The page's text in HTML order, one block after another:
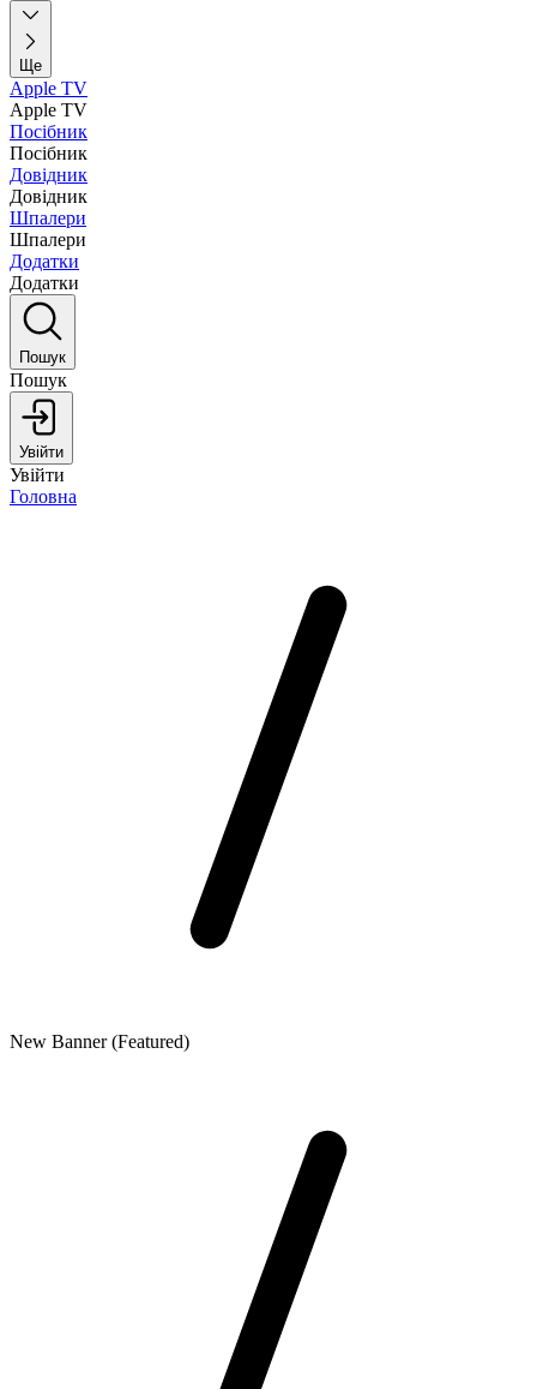
Ще
Apple TV
Apple TV
Посібник
Посібник
Довідник
Довідник
Шпалери
Шпалери
Додатки
Додатки
Пошук
Пошук
Увійти
Увійти
Головна
New Banner (Featured)